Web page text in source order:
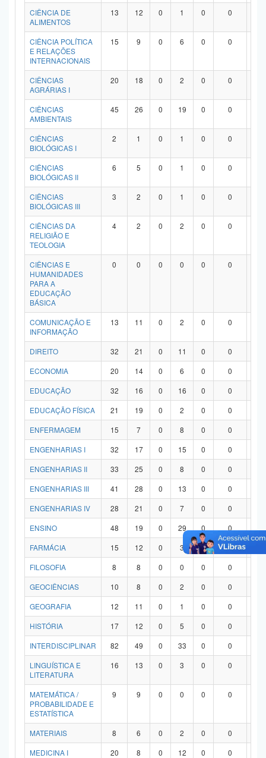
CIÊNCIA DE
ALIMENTOS
13 12 0 1 0 0
CIÊNCIA POLÍTICA
E RELAÇÕES
INTERNACIONAIS
15 9 0 6 0 0
CIÊNCIAS
AGRÁRIAS I
20 18 0 2 0 0
CIÊNCIAS
AMBIENTAIS
45 26 0 19 0 0
CIÊNCIAS
BIOLÓGICAS I
2 1 0 1 0 0
CIÊNCIAS
BIOLÓGICAS II
6 5 0 1 0 0
CIÊNCIAS
BIOLÓGICAS III
3 2 0 1 0 0
CIÊNCIAS DA
RELIGIÃO E
TEOLOGIA
4 2 0 2 0 0
CIÊNCIAS E
HUMANIDADES
PARA A
EDUCAÇÃO
BÁSICA
0 0 0 0 0 0
COMUNICAÇÃO E
INFORMAÇÃO
13 11 0 2 0 0
DIREITO 32 21 0 11 0 0
ECONOMIA
20 14 0 6 0 0
EDUCAÇÃO
32 16 0 16 0 0
EDUCAÇÃO FÍSICA
21 19 0 2 0 0
ENFERMAGEM
15 7 0 8 0 0
ENGENHARIAS I
32 17 0 15 0 0
ENGENHARIAS II
33 25 0 8 0 0
ENGENHARIAS III
41 28 0 13 0 0
ENGENHARIAS IV
28 21 0 7 0 0
ENSINO
48 19 0 29 0 0
FARMÁCIA
15 12 0 3 0 0
FILOSOFIA
8 8 0 0 0 0
GEOCIÊNCIAS
10 8 0 2 0 0
GEOGRAFIA
12 11 0 1 0 0
HISTÓRIA
17 12 0 5 0 0
INTERDISCIPLINAR
82 49 0 33 0 0
LINGUÍSTICA E
LITERATURA
16 13 0 3 0 0
MATEMÁTICA /
PROBABILIDADE E
ESTATÍSTICA
9 9 0 0 0 0
MATERIAIS 8 6 0 2 0 0
MEDICINA I
20 8 0 12 0 0